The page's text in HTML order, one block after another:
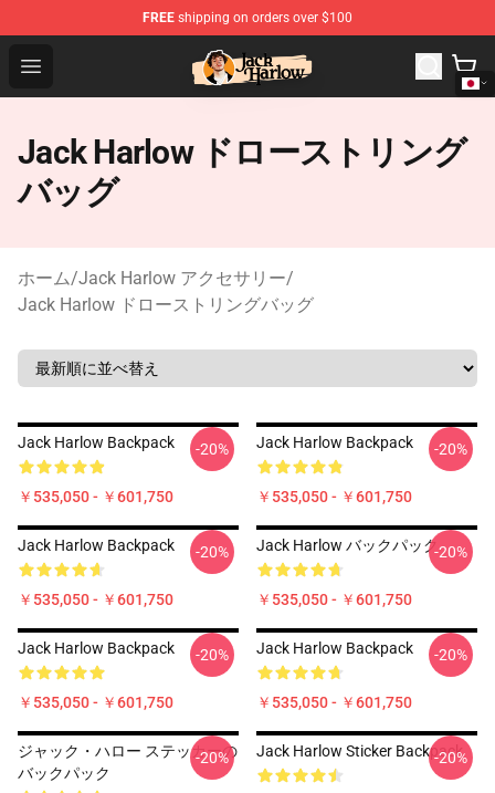
FREE shipping on orders over $100
Open menu
Jack Harlow Shop - Official Jack Harlow Merchandise
Jack Harlow ドローストリング
バッグ
ホーム/Jack Harlow アクセサリー/
Jack Harlow ドローストリングバッグ
Jack Harlow Backpack
￥535,050 - ￥601,750
-20% Jack Harlow Backpack
￥535,050 - ￥601,750
-20%
Jack Harlow Backpack
￥535,050 - ￥601,750
-20% Jack Harlow バックパック
￥535,050 - ￥601,750
-20%
Jack Harlow Backpack
￥535,050 - ￥601,750
-20% Jack Harlow Backpack
￥535,050 - ￥601,750
-20%
ジャック・ハロー ステッカーの
バックパック
-20% Jack Harlow Sticker Backpack
-20%